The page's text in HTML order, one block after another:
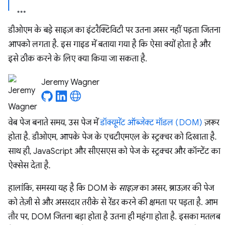
डीओएम के बड़े साइज़ का इंटरैक्टिविटी पर उतना असर नहीं पड़ता जितना
आपको लगता है. इस गाइड में बताया गया है कि ऐसा क्यों होता है और
इसे ठीक करने के लिए क्या किया जा सकता है.
Jeremy Wagner
वेब पेज बनाते समय, उस पेज मेंडॉक्यूमेंट ऑब्जेक्ट मॉडल (DOM) ज़रूर
होता है. डीओएम, आपके पेज के एचटीएमएल के स्ट्रक्चर को दिखाता है.
साथ ही, JavaScript और सीएसएस को पेज के स्ट्रक्चर और कॉन्टेंट का
ऐक्सेस देता है.
हालांकि, समस्या यह है कि DOM के साइज़का असर, ब्राउज़र की पेज
को तेज़ी से और असरदार तरीके से रेंडर करने की क्षमता पर पड़ता है. आम
तौर पर, DOM जितना बड़ा होता है उतना ही महंगा होता है. इसका मतलब